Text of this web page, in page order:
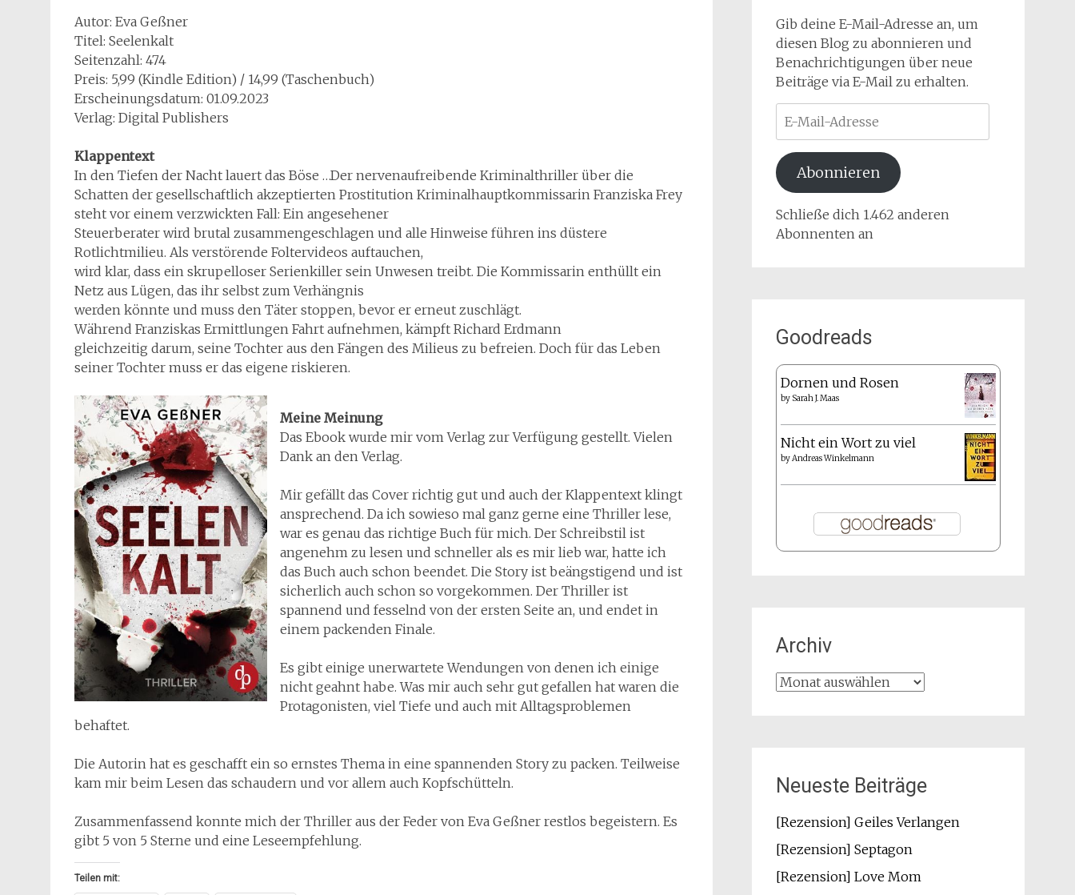
Autor: Eva Geßner
Titel: Seelenkalt
Seitenzahl: 474
Preis: 5,99 (Kindle Edition) / 14,99 (Taschenbuch)
Erscheinungsdatum: 01.09.2023
Verlag: Digital Publishers
Klappentext
In den Tiefen der Nacht lauert das Böse …Der nervenaufreibende Kriminalthriller über die
Schatten der gesellschaftlich akzeptierten Prostitution Kriminalhauptkommissarin Franziska Frey
steht vor einem verzwickten Fall: Ein angesehener
Steuerberater wird brutal zusammengeschlagen und alle Hinweise führen ins düstere
Rotlichtmilieu. Als verstörende Foltervideos auftauchen,
wird klar, dass ein skrupelloser Serienkiller sein Unwesen treibt. Die Kommissarin enthüllt ein
Netz aus Lügen, das ihr selbst zum Verhängnis
werden könnte und muss den Täter stoppen, bevor er erneut zuschlägt.
Während Franziskas Ermittlungen Fahrt aufnehmen, kämpft Richard Erdmann
gleichzeitig darum, seine Tochter aus den Fängen des Milieus zu befreien. Doch für das Leben
seiner Tochter muss er das eigene riskieren.
Meine Meinung
Das Ebook wurde mir vom Verlag zur Verfügung gestellt. Vielen
Dank an den Verlag.
Mir gefällt das Cover richtig gut und auch der Klappentext klingt
ansprechend. Da ich sowieso mal ganz gerne eine Thriller lese,
war es genau das richtige Buch für mich. Der Schreibstil ist
angenehm zu lesen und schneller als es mir lieb war, hatte ich
das Buch auch schon beendet. Die Story ist beängstigend und ist
sicherlich auch schon so vorgekommen. Der Thriller ist
spannend und fesselnd von der ersten Seite an, und endet in
einem packenden Finale.
Es gibt einige unerwartete Wendungen von denen ich einige
nicht geahnt habe. Was mir auch sehr gut gefallen hat waren die
Protagonisten, viel Tiefe und auch mit Alltagsproblemen
behaftet.
Die Autorin hat es geschafft ein so ernstes Thema in eine spannenden Story zu packen. Teilweise
kam mir beim Lesen das schaudern und vor allem auch Kopfschütteln.
Zusammenfassend konnte mich der Thriller aus der Feder von Eva Geßner restlos begeistern. Es
gibt 5 von 5 Sterne und eine Leseempfehlung.
Teilen mit:
Gib deine E-Mail-Adresse an, um
diesen Blog zu abonnieren und
Benachrichtigungen über neue
Beiträge via E-Mail zu erhalten.
Mail-
Adresse
Abonnieren
Schließe dich 1.462 anderen
Abonnenten an
Goodreads
Dornen und Rosen
by Sarah J. Maas
Nicht ein Wort zu viel
byAndreas Winkelmann
Archiv
Archiv
Neueste Beiträge
[Rezension] Geiles Verlangen
[Rezension] Septagon
[Rezension] Love Mom